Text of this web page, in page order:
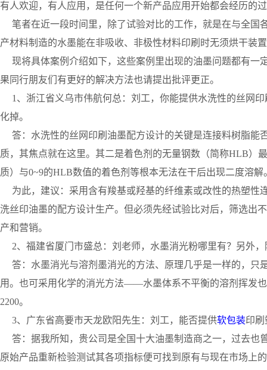
有人欢迎，有人应用，是任何一个新产品应用开始都会经历的
笔者在近一段时间里，除了试验对比的工作，就是在与全国
产材料制造的水墨能在非吸收、非极性材料印刷时无须烘干装
现将具体案例介绍如下，这些案例里出现的油墨问题都有一
果同行朋友们有更好的解决方法也请提出批评更正。
1、浙江省义乌市伟航何总：刘工，你能提供水洗性的丝网
化掉。
答：水洗性的丝网印刷油墨配方设计的关键是连接料树脂能
质，其焦点就在这里。其二是着色剂的无量钢数（简称HLB）
质）与0~9的HLB数值的着色剂等根本无法在干后出现二度溶解
为此，建议：采用含有羧基或羟基的纤维素或改性的热塑性
洗丝印油墨的配方设计生产。但必须先经试验比对后，筛选出
产和营销。
2、福建省厦门市盛总：刘老师，水墨消光粉哪里有？另外
答：水墨消光与溶剂墨消光的方法、原理几乎是一样的，只
用。也可采用化学的消光方法——水墨体系不平衡的溶剂挥发
2200。
3、广东省高要市天龙欧阳先生：刘工，能否提供软包装印
答：据我所知，贵公司是全国十大油墨制造商之一，过去也
原始产品重新检验测试其各项指标便可找到原有与现在市场上